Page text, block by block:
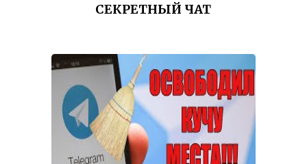
СЕКРЕТНЫЙ ЧАТ